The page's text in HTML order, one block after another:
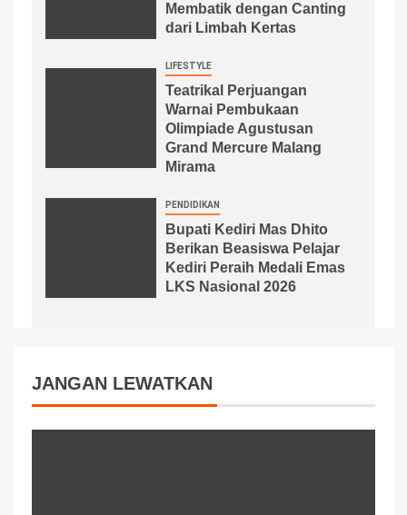
Membatik dengan Canting
dari Limbah Kertas
LIFESTYLE
Teatrikal Perjuangan
Warnai Pembukaan
Olimpiade Agustusan
Grand Mercure Malang
Mirama
PENDIDIKAN
Bupati Kediri Mas Dhito
Berikan Beasiswa Pelajar
Kediri Peraih Medali Emas
LKS Nasional 2026
JANGAN LEWATKAN